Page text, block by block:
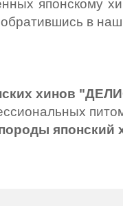
японскому
в
хинов
японский